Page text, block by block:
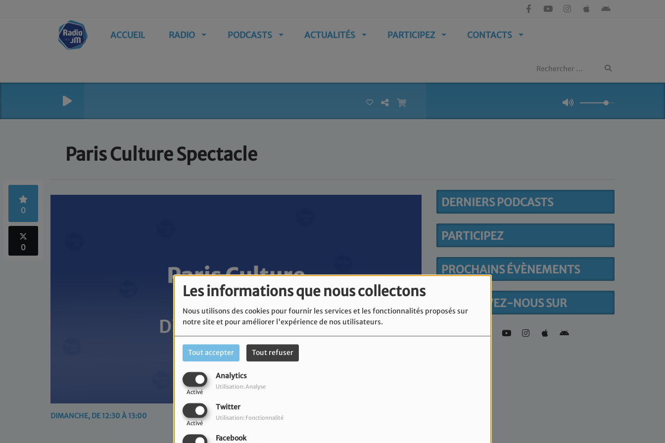
Les informations que nous collectons
Nous utilisons des cookies pour fournir les services et les fonctionnalités proposés sur
notre site et pour améliorer l'expérience de nos utilisateurs.
Tout accepter Tout refuser
Analytics
Activé
Utilisation: Analyse
Twitter
Activé
Utilisation: Fonctionnalité
Facebook
ACCUEIL RADIO PODCASTS ACTUALITÉS PARTICIPEZ CONTACTS
Paris Culture Spectacle
0
0
DIMANCHE, DE 12:30 À 13:00
DERNIERS PODCASTS
PARTICIPEZ
PROCHAINS ÉVÈNEMENTS
RETROUVEZ-NOUS SUR